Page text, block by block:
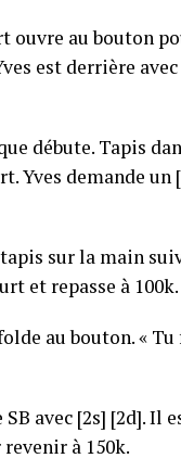
au bouton
est derrière
débute. Tapis
Yves demande un
sur la main
et repasse à 100k.
au bouton. «
avec [2s] [2d]. Il
à 150k.